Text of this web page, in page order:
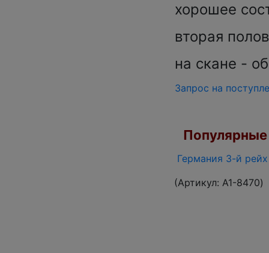
хорошее
вторая
на скане -
Запрос на
Германия 3-й
(Артикул: A1-8470)